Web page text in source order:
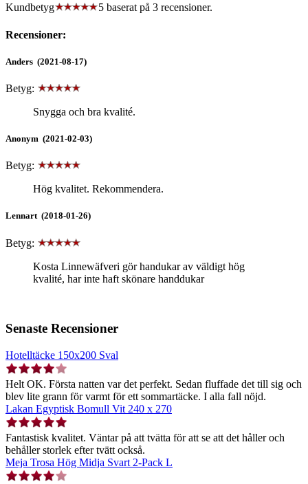
Kundbetyg 5 baserat på 3 recensioner.
Recensioner:
Anders (2021-08-17)
Betyg:
Snygga och bra kvalité.
Anonym (2021-02-03)
Betyg:
Hög kvalitet. Rekommendera.
Lennart (2018-01-26)
Betyg:
Kosta Linnewäfveri gör handukar av väldigt hög
kvalité, har inte haft skönare handdukar
Senaste Recensioner
Hotelltäcke 150x200 Sval
Helt OK. Första natten var det perfekt. Sedan fluffade det till sig och
blev lite grann för varmt för ett sommartäcke. I alla fall nöjd.
Lakan Egyptisk Bomull Vit 240 x 270
Fantastisk kvalitet. Väntar på att tvätta för att se att det håller och
behåller storlek efter tvätt också.
Meja Trosa Hög Midja Svart 2-Pack L